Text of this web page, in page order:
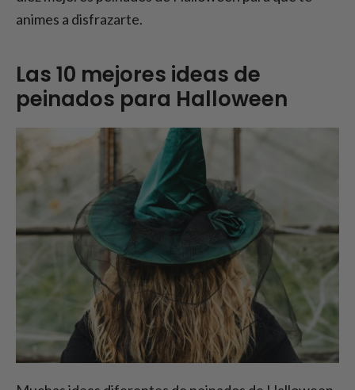
animes a disfrazarte.
Las 10 mejores ideas de
peinados para Halloween